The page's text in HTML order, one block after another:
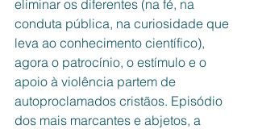
eliminar os diferentes (na fé, na
conduta pública, na curiosidade que
leva ao conhecimento científico),
agora o patrocínio, o estímulo e o
apoio à violência partem de
autoproclamados cristãos. Episódio
dos mais marcantes e abjetos, a